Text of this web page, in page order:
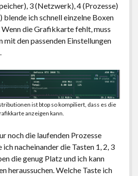
3 (Netzwerk), 4 (Prozesse)
ich schnell einzelne Boxen
Wenn die Grafikkarte fehlt, muss
mit den passenden Einstellungen
ist btop so kompiliert, dass es die
anzeigen kann.
noch die laufenden Prozesse
nacheinander die Tasten 1, 2, 3
die genug Platz und ich kann
heraussuchen. Welche Taste ich